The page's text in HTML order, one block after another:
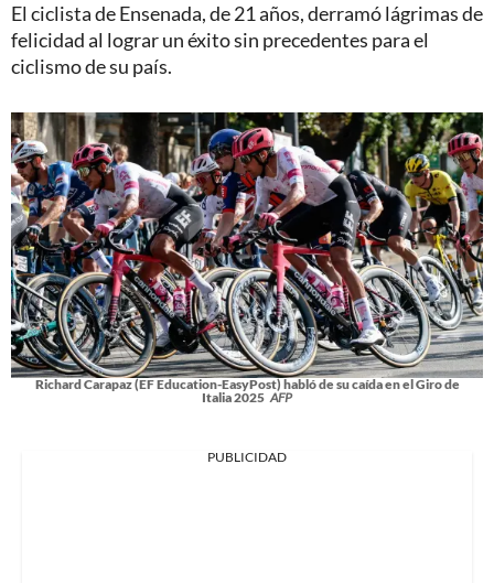
El ciclista de Ensenada, de 21 años, derramó lágrimas de
felicidad al lograr un éxito sin precedentes para el
ciclismo de su país.
Richard Carapaz (EF Education-EasyPost) habló de su caída en el Giro de
Italia 2025 AFP
PUBLICIDAD